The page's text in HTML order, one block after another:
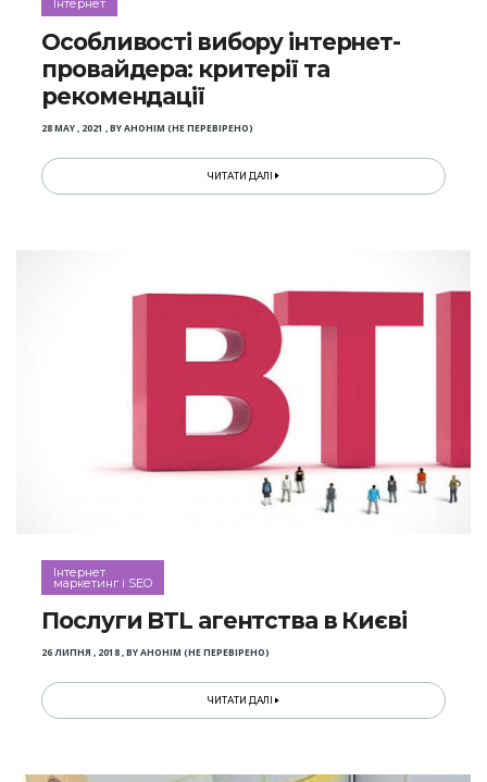
Інтернет
Особливості вибору інтернет-
провайдера: критерії та
рекомендації
28 MAY , 2021 ,BYАНОНІМ (НЕ ПЕРЕВІРЕНО)
ЧИТАТИ ДАЛІ
Інтернет
маркетинг і SEO
Послуги BTL агентства в Києві
26 ЛИПНЯ , 2018,BYАНОНІМ (НЕ ПЕРЕВІРЕНО)
ЧИТАТИ ДАЛІ